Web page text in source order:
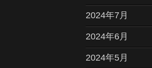
2024年7月
2024年6月
2024年5月